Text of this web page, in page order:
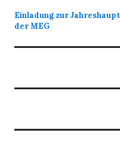
Einladung zur
der MEG